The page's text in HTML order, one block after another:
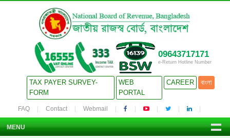
09643717171
e-Return Hotline Number
TAX PAYER SURVEY-
FORM
WEB
PORTAL
CAREER বাংলা
FAQ Contact Webmail
MENU